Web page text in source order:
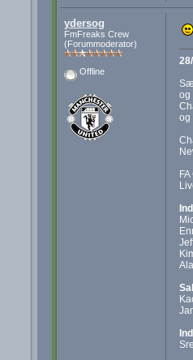
ydersog
FmFreaks Crew
(Forummoderator)
Offline
og
og